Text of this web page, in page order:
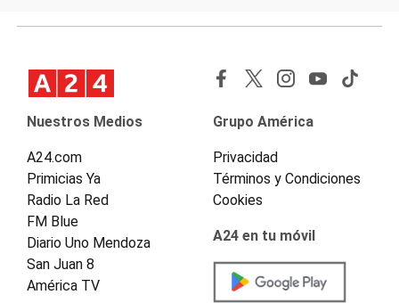
Nuestros Medios
A24.com
Primicias Ya
Radio La Red
FM Blue
Diario Uno Mendoza
San Juan 8
América TV
Grupo América
Privacidad
Términos y Condiciones
Cookies
A24 en tu móvil